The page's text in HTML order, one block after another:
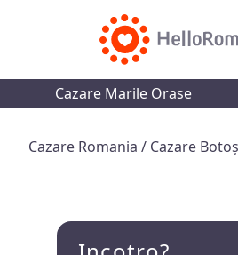
Cazare Marile Orase
Cazare Romania / Cazare
Incotro?